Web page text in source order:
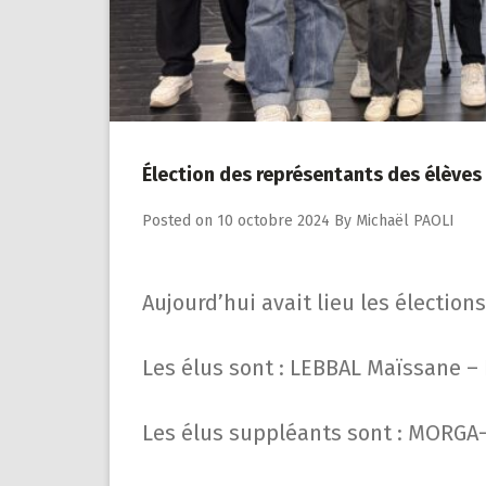
Élection des représentants des élèves
Posted on 10 octobre 2024 By Michaël PAOLI
Aujourd’hui avait lieu les
Les élus sont : LEBBAL Maïssane –
Les élus suppléants sont : MORGA-